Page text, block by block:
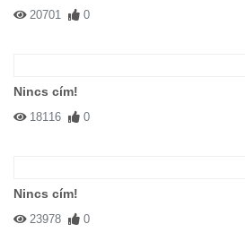
20701 0
Nincs cím!
18116 0
Nincs cím!
23978 0